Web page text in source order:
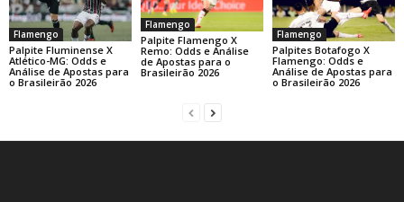
Flamengo
Palpite Fluminense X
Atlético-MG: Odds e
Análise de Apostas para
o Brasileirão 2026
Flamengo
Palpite Flamengo X
Remo: Odds e Análise
de Apostas para o
Brasileirão 2026
Flamengo
Palpites Botafogo X
Flamengo: Odds e
Análise de Apostas para
o Brasileirão 2026